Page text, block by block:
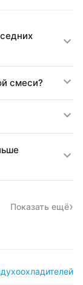
смеси?
Показать ещё